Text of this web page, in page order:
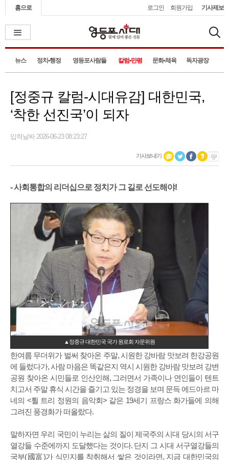
홈으로 로그인 회원가입 기사제보
뉴스 정치•행정 영등포사람들 칼럼•만평 문화•체육 독자광장
[정중규 칼럼-시대유감] 대한민국,
‘착한 선진국’이 되자
입력날짜 2026-06-23 08:23:27
기사보내기
- 사회통합의 리더십으로 정치가 그 길로 선도해야!
▲정중규 대한민국 국가 원로회 자문위원
한여름 무더위가 벌써 찾아온 주말, 시원한 강바람 맛보려 한강공원
에 들렀다가, 사람 마음은 똑같은지 역시 시원한 강바람 맛보려 강변
공원 찾아온 시민들로 인산인해, 그러면서 가족이나 연인들이 텐트
치고서 주말 휴식 시간을 즐기고 있는 정경을 보며 문득 에드아르 마
네의 <튈 트리 정원의 음악회> 같은 19세기 프랑스 화가들에 의해
그려진 풍경화가 떠올랐다.
말하자면 우리 국민이 누리는 삶의 질이 제국주의 시대 당시의 서구
열강들 수준에까지 도달했다는 것이다. 단지 그 시대 서구열강들의
국부(國富)가 식민지를 착취해서 쌓은 것이라면, 지금 대한민국의